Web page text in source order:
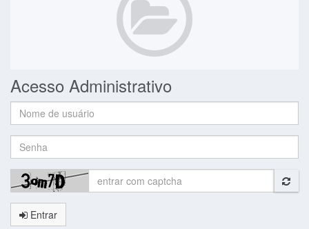
Acesso Administrativo
Nome
Senha:
Entrar